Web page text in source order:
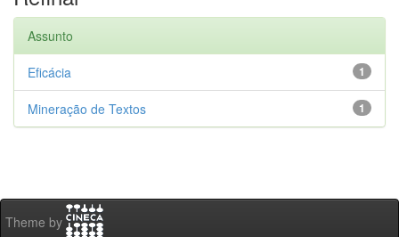
Assunto
1
Eficácia
1
Mineração de Textos
Theme by